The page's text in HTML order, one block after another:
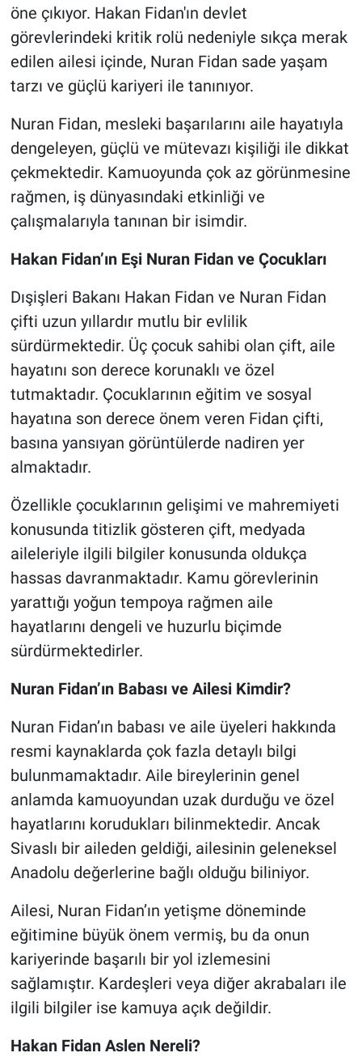
öne çıkıyor. Hakan Fidan'ın devlet
görevlerindeki kritik rolü nedeniyle sıkça merak
edilen ailesi içinde, Nuran Fidan sade yaşam
tarzı ve güçlü kariyeri ile tanınıyor.
Nuran Fidan, mesleki başarılarını aile hayatıyla
dengeleyen, güçlü ve mütevazı kişiliği ile dikkat
çekmektedir. Kamuoyunda çok az görünmesine
rağmen, iş dünyasındaki etkinliği ve
çalışmalarıyla tanınan bir isimdir.
Hakan Fidan’ın Eşi Nuran Fidan ve Çocukları
Dışişleri Bakanı Hakan Fidan ve Nuran Fidan
çifti uzun yıllardır mutlu bir evlilik
sürdürmektedir. Üç çocuk sahibi olan çift, aile
hayatını son derece korunaklı ve özel
tutmaktadır. Çocuklarının eğitim ve sosyal
hayatına son derece önem veren Fidan çifti,
basına yansıyan görüntülerde nadiren yer
almaktadır.
Özellikle çocuklarının gelişimi ve mahremiyeti
konusunda titizlik gösteren çift, medyada
aileleriyle ilgili bilgiler konusunda oldukça
hassas davranmaktadır. Kamu görevlerinin
yarattığı yoğun tempoya rağmen aile
hayatlarını dengeli ve huzurlu biçimde
sürdürmektedirler.
Nuran Fidan’ın Babası ve Ailesi Kimdir?
Nuran Fidan’ın babası ve aile üyeleri hakkında
resmi kaynaklarda çok fazla detaylı bilgi
bulunmamaktadır. Aile bireylerinin genel
anlamda kamuoyundan uzak durduğu ve özel
hayatlarını korudukları bilinmektedir. Ancak
Sivaslı bir aileden geldiği, ailesinin geleneksel
Anadolu değerlerine bağlı olduğu biliniyor.
Ailesi, Nuran Fidan’ın yetişme döneminde
eğitimine büyük önem vermiş, bu da onun
kariyerinde başarılı bir yol izlemesini
sağlamıştır. Kardeşleri veya diğer akrabaları ile
ilgili bilgiler ise kamuya açık değildir.
Hakan Fidan Aslen Nereli?
Koronavirüs
Kültür Sanat
Ne demişti
Nedir
Popüler
Spor
Teknoloji
Türkiye'nin Geleceği
Türkiye'nin Gündemi
Yerel Yaşam
Canlı Yayın